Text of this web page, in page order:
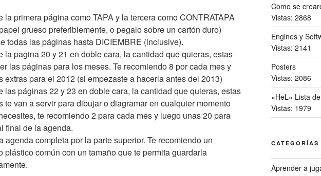
la primera página como TAPA y la tercera como CONTRATAPA
grueso preferiblemente, o pegalo sobre un cartón duro)
todas las páginas hasta DICIEMBRE (inclusive).
la pagina 20 y 21 en doble cara, la cantidad que quieras, estas
las páginas para los meses. Te recomiendo 8 por cada mes y
extras para el 2012 (si empezaste a hacerla antes del 2013)
las páginas 22 y 23 en doble cara, la cantidad que quieras, estas
te van a servir para dibujar o diagramar en cualquier momento
te recomiendo 2 para cada mes y luego unas 20 para
final de la agenda.
agenda completa por la parte superior. Te recomiendo un
plástico común con un tamaño que te permita guardarla
Como se
Vistas: 2868
Engines y
Vistas: 2141
Posters
Vistas: 2086
«HeL» Lista
Vistas: 1979
CATEGORÍAS
Aprender a